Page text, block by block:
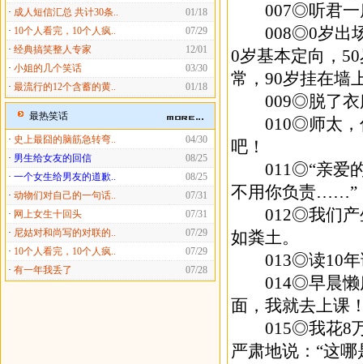
· 成人短信汇总 共计30条..
01/18
· 10个人看完，10个人疯..
07/29
· 经典搞笑整人专家
12/01
· 小姐的几个笑话
03/30
· 最流行的12个含蓄的黄.. 01/18
最热笑话
· 史上最囧的脑筋急转弯..
04/30
· 男生给女友的回信
08/25
· 一个女生给男友的道歉..
08/25
· 动物们对自己的一句话..
07/31
· 网上女生十回头
07/31
· 尼姑对和尚写的对联的..
07/29
· 10个人看完，10个人疯..
07/29
· 有一年我丢了 07/28
007◎听君一
008◎0岁出场
0岁基本定向，
常，90岁挂在墙
009◎脱了衣服
010◎师太，你
吧！
011◎“亲爱的
不用你负责……”
012◎我们产生
如粪土。
013◎读10年
014◎早晨懒床
面，我就去上课
015◎我花8万
严肃地说：“这